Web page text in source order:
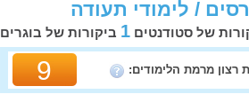
של סטודנטים1 ביקורות של בוגרים
רצון מרמת הלימודים: 9